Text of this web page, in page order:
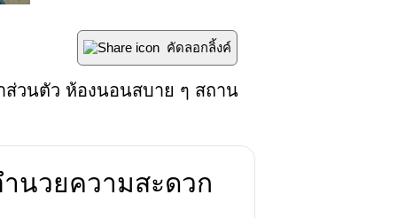
คัดลอกลิ้งค์
ส่วนตัว ห้องนอนสบาย ๆ สถาน
ำนวยความสะดวก